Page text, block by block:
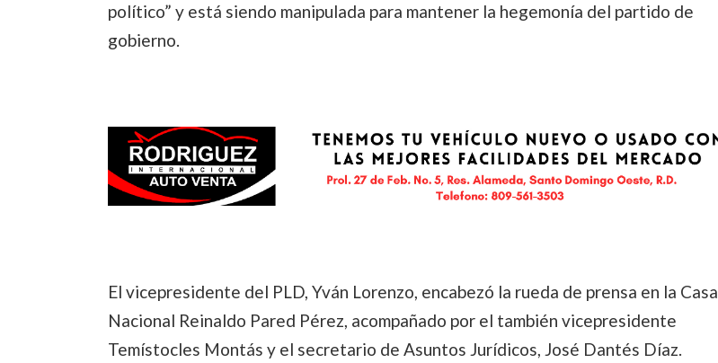
político” y está siendo manipulada para mantener la hegemonía del partido de
gobierno.
El vicepresidente del PLD, Yván Lorenzo, encabezó la rueda de prensa en la Casa
Nacional Reinaldo Pared Pérez, acompañado por el también vicepresidente
Temístocles Montás y el secretario de Asuntos Jurídicos, José Dantés Díaz.